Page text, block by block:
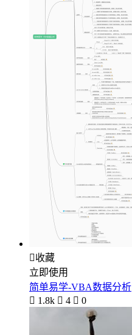
收藏
立即使用
简单易学-VBA数据分析
 1.8k  4  0